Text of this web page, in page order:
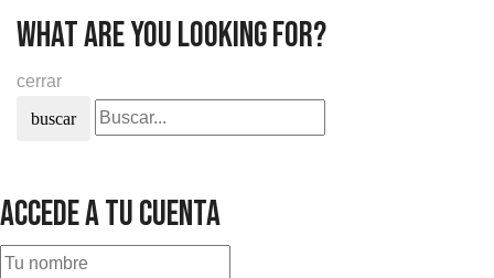
what are you looking for?
cerrar
buscar
Accede a tu cuenta